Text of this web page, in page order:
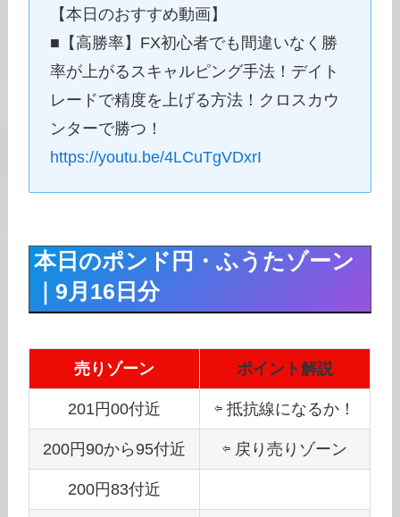
【本日のおすすめ動画】
■【高勝率】FX初心者でも間違いなく勝
率が上がるスキャルピング手法！デイト
レードで精度を上げる方法！クロスカウ
ンターで勝つ！
https://youtu.be/4LCuTgVDxrI
本日のポンド円・ふうたゾーン
｜9月16日分
売りゾーン ポイント解説
201円00付近 ⇦ 抵抗線になるか！
200円90から95付近 ⇦ 戻り売りゾーン
200円83付近